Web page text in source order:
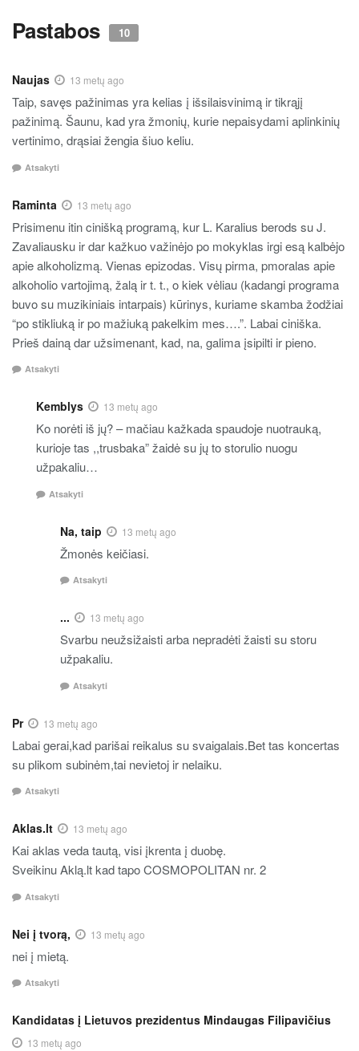
Pastabos 10
Naujas 13 metų ago
Taip, savęs pažinimas yra kelias į išsilaisvinimą ir tikrąjį
pažinimą. Šaunu, kad yra žmonių, kurie nepaisydami aplinkinių
vertinimo, drąsiai žengia šiuo keliu.
Atsakyti
Raminta 13 metų ago
Prisimenu itin cinišką programą, kur L. Karalius berods su J.
Zavaliausku ir dar kažkuo važinėjo po mokyklas irgi esą kalbėjo
apie alkoholizmą. Vienas epizodas. Visų pirma, pmoralas apie
alkoholio vartojimą, žalą ir t. t., o kiek vėliau (kadangi programa
buvo su muzikiniais intarpais) kūrinys, kuriame skamba žodžiai
“po stikliuką ir po mažiuką pakelkim mes….”. Labai ciniška.
Prieš dainą dar užsimenant, kad, na, galima įsipilti ir pieno.
Atsakyti
Kemblys 13 metų ago
Ko norėti iš jų? – mačiau kažkada spaudoje nuotrauką,
kurioje tas ,,trusbaka” žaidė su jų to storulio nuogu
užpakaliu…
Atsakyti
Na, taip 13 metų ago
Žmonės keičiasi.
Atsakyti
... 13 metų ago
Svarbu neužsižaisti arba nepradėti žaisti su storu
užpakaliu.
Atsakyti
Pr 13 metų ago
Labai gerai,kad parišai reikalus su svaigalais.Bet tas koncertas
su plikom subinėm,tai nevietoj ir nelaiku.
Atsakyti
Aklas.lt 13 metų ago
Kai aklas veda tautą, visi įkrenta į duobę.
Sveikinu Aklą.lt kad tapo COSMOPOLITAN nr. 2
Atsakyti
Nei į tvorą, 13 metų ago
nei į mietą.
Atsakyti
Kandidatas į Lietuvos prezidentus Mindaugas Filipavičius
13 metų ago